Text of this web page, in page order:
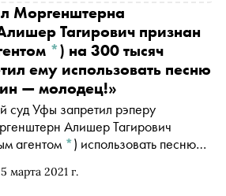
Meta Platforms Inc. по реализации
сетей Facebook и Instagram
России* ), снять ограничения
на сайте
марта 2021 г.
Моргенштерна
Тагирович признан
*) на 300 тысяч
ему использовать песню
— молодец!»
суд Уфы запретил рэперу
Алишер Тагирович
агентом *)
транснациональная